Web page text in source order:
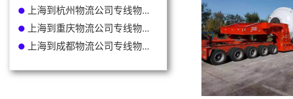
上海到杭州物流公司专线物...
上海到重庆物流公司专线物...
上海到成都物流公司专线物...